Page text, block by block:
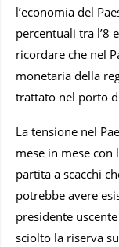
l’economia del
percentuali tra l’8
ricordare che nel
monetaria della
trattato nel porto
La tensione nel
mese in mese con
partita a scacchi
potrebbe avere
presidente uscente
sciolto la riserva